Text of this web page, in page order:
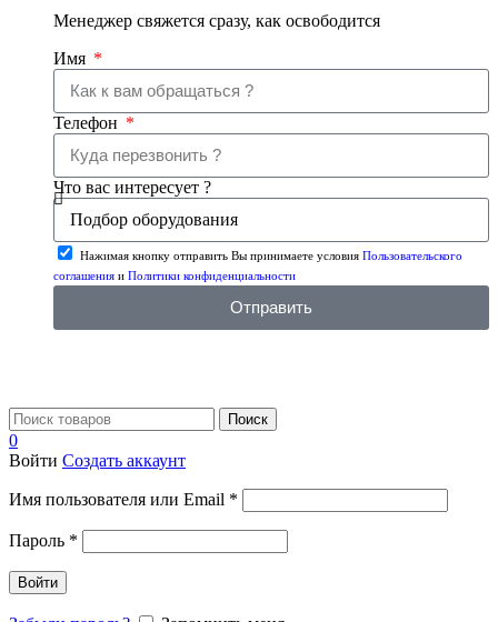
Менеджер свяжется сразу, как освободится
Имя
Телефон
Что вас интересует ?
Нажимая кнопку отправить Вы принимаете условия Пользовательского
соглашения и Политики конфиденциальности
Отправить
Поиск
0
Войти Создать аккаунт
Имя пользователя или Email *
Пароль *
Войти